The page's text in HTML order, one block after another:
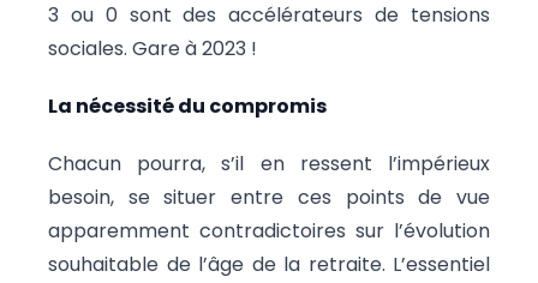
3 ou 0 sont des accélérateurs de tensions
sociales. Gare à 2023 !
La nécessité du compromis
Chacun pourra, s’il en ressent l’impérieux
besoin, se situer entre ces points de vue
apparemment contradictoires sur l’évolution
souhaitable de l’âge de la retraite. L’essentiel